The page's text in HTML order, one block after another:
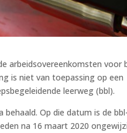
arbeidsovereenkomsten voor
is niet van toepassing op een
leerweg (bbl).
Op die datum is de bbl-
na 16 maart 2020